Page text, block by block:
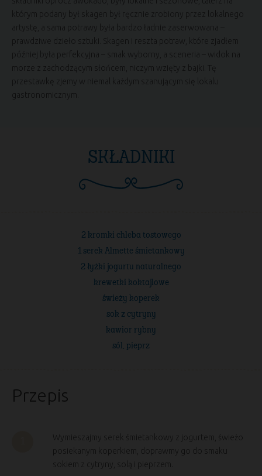
którym podany był skagen był ręcznie zrobiony przez lokalnego
artystę, a sama potrawy była bardzo ładnie zaserwowana –
prawdziwe dzieło sztuki. Skagen i reszta potraw, które zjadłem
później była perfekcyjna – smak wyborny, a sceneria – widok na
morze z zachodzącym słońcem, niczym wzięty z bajki. Tę
przestawkę zjemy w niemal każdym szanującym się lokalu
gastronomicznym.
SKŁADNIKI
2 kromki chleba tostowego
1 serek Almette śmietankowy
2 łyżki jogurtu naturalnego
krewetki koktajlowe
świeży koperek
sok z cytryny
kawior rybny
sól, pieprz
Przepis
Wymieszajmy serek śmietankowy z jogurtem, świeżo
posiekanym koperkiem, doprawmy go do smaku
sokiem z cytryny, solą i pieprzem.